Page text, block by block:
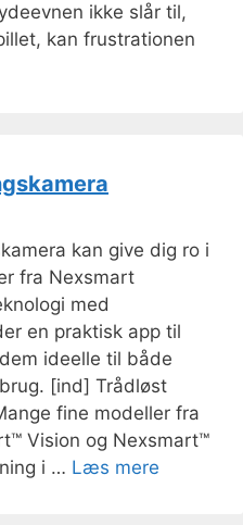
ikke slår til,
kan frustrationen
kan give dig ro i
fra Nexsmart
med
en praktisk app til
ideelle til både
[ind] Trådløst
fine modeller fra
Vision og Nexsmart™
i … Læs mere